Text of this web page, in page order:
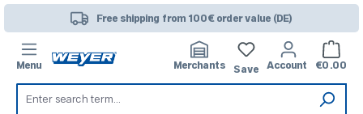
Skip to main contentFree shipping from 100€ order value (DE)
Menu Merchants Save Account €0.00